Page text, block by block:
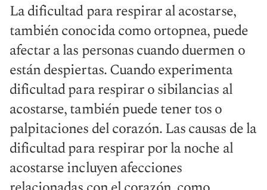
La dificultad para respirar al acostarse,
también conocida como ortopnea, puede
afectar a las personas cuando duermen o
están despiertas. Cuando experimenta
dificultad para respirar o sibilancias al
acostarse, también puede tener tos o
palpitaciones del corazón. Las causas de la
dificultad para respirar por la noche al
acostarse incluyen afecciones